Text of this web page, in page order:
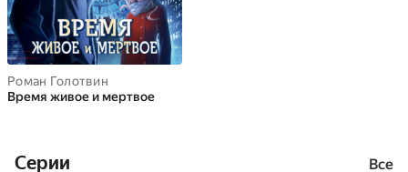
Роман Голотвин
Время живое и мертвое
Cерии Все